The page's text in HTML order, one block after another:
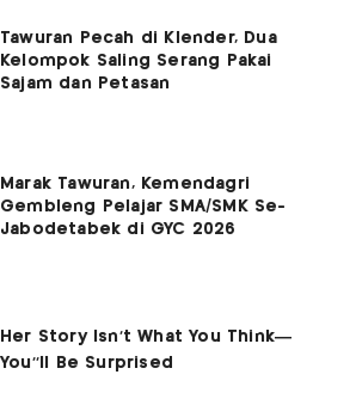
Tawuran Pecah di Klender, Dua
Kelompok Saling Serang Pakai
Sajam dan Petasan
Marak Tawuran, Kemendagri
Gembleng Pelajar SMA/SMK Se-
Jabodetabek di GYC 2026